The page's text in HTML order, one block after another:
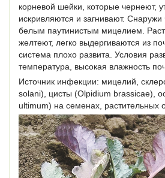
корневой шейки, которые чернеют,
искривляются и загнивают.
белым паутинистым мицелием.
желтеют, легко выдергиваются из
система плохо развита. Условия
температура, высокая влажность
Источник инфекции: мицелий,
solani), цисты (Olpidium brassicae),
ultimum) на семенах, растительных